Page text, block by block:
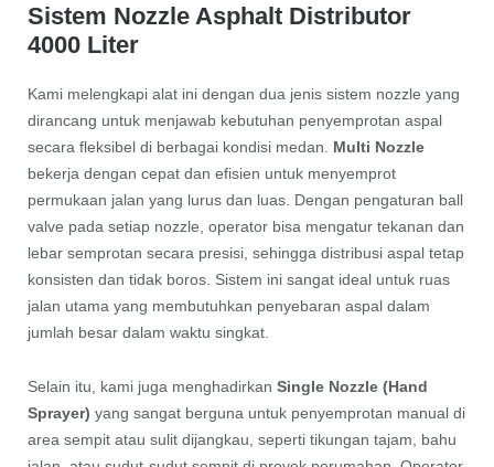
Sistem Nozzle Asphalt Distributor
4000 Liter
Kami melengkapi alat ini dengan dua jenis sistem nozzle yang
dirancang untuk menjawab kebutuhan penyemprotan aspal
secara fleksibel di berbagai kondisi medan. Multi Nozzle
bekerja dengan cepat dan efisien untuk menyemprot
permukaan jalan yang lurus dan luas. Dengan pengaturan ball
valve pada setiap nozzle, operator bisa mengatur tekanan dan
lebar semprotan secara presisi, sehingga distribusi aspal tetap
konsisten dan tidak boros. Sistem ini sangat ideal untuk ruas
jalan utama yang membutuhkan penyebaran aspal dalam
jumlah besar dalam waktu singkat.
Selain itu, kami juga menghadirkan Single Nozzle (Hand
Sprayer) yang sangat berguna untuk penyemprotan manual di
area sempit atau sulit dijangkau, seperti tikungan tajam, bahu